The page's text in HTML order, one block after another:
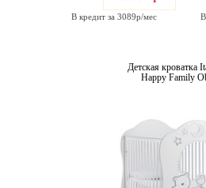
В кредит за 3089р/мес
Детская кроватка
Happy Family